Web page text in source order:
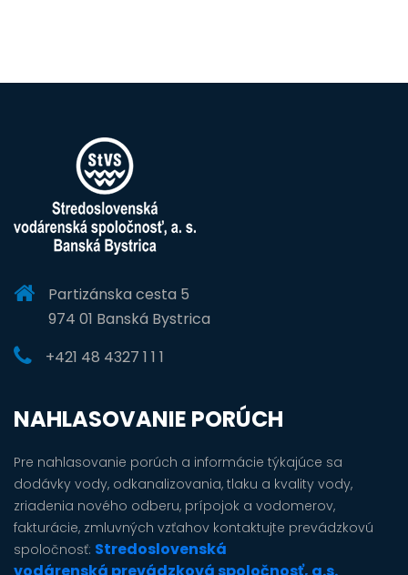
Partizánska cesta 5
974 01 Banská Bystrica
+421 48 4327 1 1 1
NAHLASOVANIE PORÚCH
Pre nahlasovanie porúch a informácie týkajúce sa
dodávky vody, odkanalizovania, tlaku a kvality vody,
zriadenia nového odberu, prípojok a vodomerov,
fakturácie, zmluvných vzťahov kontaktujte prevádzkovú
spoločnosť: Stredoslovenská